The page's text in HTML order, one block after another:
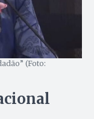
(Foto: